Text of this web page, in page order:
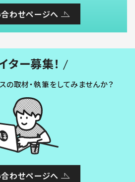
わせページへ
ター募集！
の取材・執筆をしてみませんか？
わせページへ